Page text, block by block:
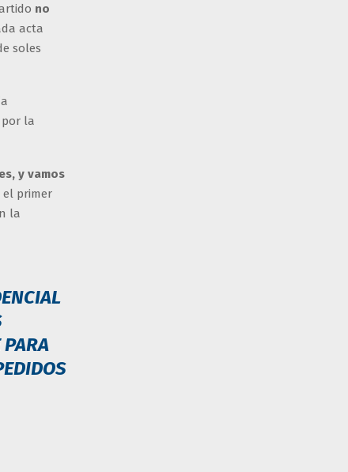
no
acta
soles
la
y vamos
el primer
la